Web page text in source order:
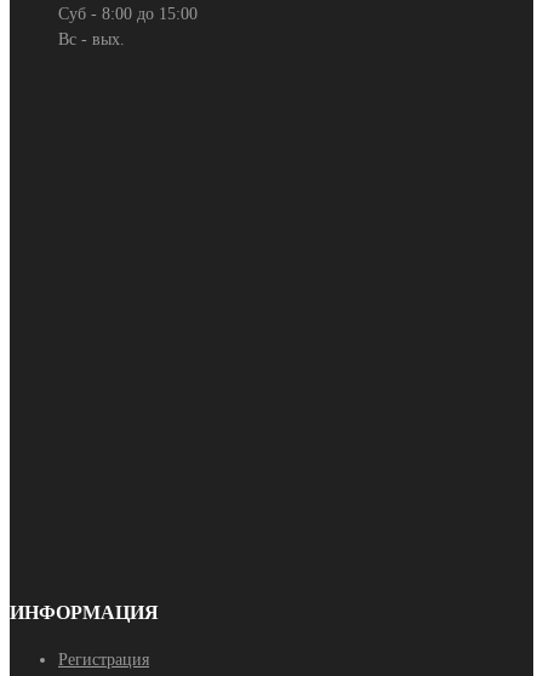
Суб - 8:00 до 15:00
Вс - вых.
ИНФОРМАЦИЯ
Регистрация